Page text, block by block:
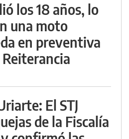
los 18 años, lo
una moto
en preventiva
El STJ
de la Fiscalía